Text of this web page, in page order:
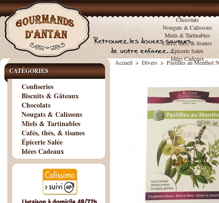
Confiseries
Biscuits & Gâteaux
Chocolats
Nougats & Calissons
Miels & Tartinables
Cafés, thés, & tisanes
Épicerie Salée
Idées Cadeaux
CATÉGORIES
Confiseries
Biscuits & Gâteaux
Chocolats
Nougats & Calissons
Miels & Tartinables
Cafés, thés, & tisanes
Épicerie Salée
Idées Cadeaux
Accueil > Divers > Pastilles au Menthol